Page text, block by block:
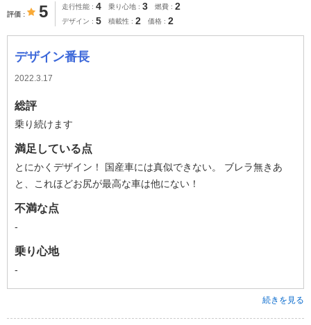
評価 5 走行性能 4 乗り心地 3 燃費 2
デザイン 5 積載性 2 価格 2
デザイン番長
2022.3.17
総評
乗り続けます
満足している点
とにかくデザイン！ 国産車には真似できない。 ブレラ無きあ
と、これほどお尻が最高な車は他にない！
不満な点
-
乗り心地
-
続きを見る